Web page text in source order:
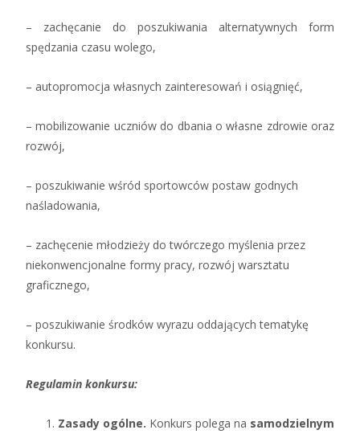
– zachęcanie do poszukiwania alternatywnych form
spędzania czasu wolego,
– autopromocja własnych zainteresowań i osiągnięć,
– mobilizowanie uczniów do dbania o własne zdrowie oraz
rozwój,
– poszukiwanie wśród sportowców postaw godnych
naśladowania,
– zachęcenie młodzieży do twórczego myślenia przez
niekonwencjonalne formy pracy, rozwój warsztatu
graficznego,
– poszukiwanie środków wyrazu oddających tematykę
konkursu.
Regulamin konkursu:
Zasady ogólne. Konkurs polega na samodzielnym